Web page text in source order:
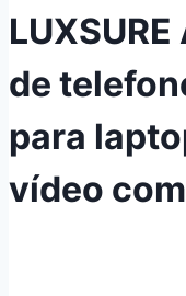
de
para
vídeo